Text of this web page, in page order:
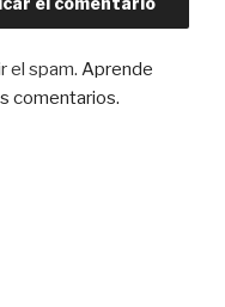
el spam. Aprende
comentarios.